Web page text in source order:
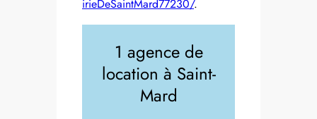
irieDeSaintMard77230/.
1 agence de
location à Saint-
Mard